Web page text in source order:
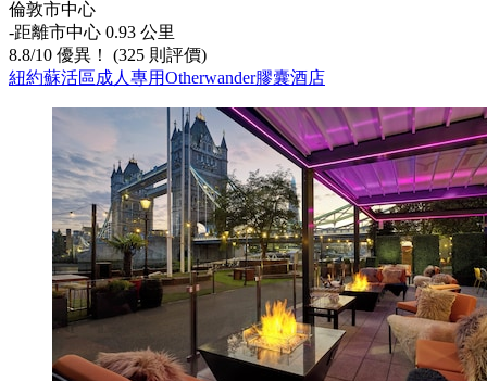
倫敦市中心
‐距離市中心 0.93 公里
8.8/10 優異！ (325 則評價)
紐約蘇活區成人專用Otherwander膠囊酒店